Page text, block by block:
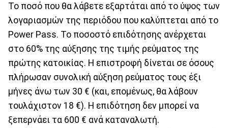
Το ποσό που θα λάβετε εξαρτάται από το ύψος των
λογαριασμών της περιόδου που καλύπτεται από το
Power Pass. Το ποσοστό επιδότησης ανέρχεται
στο 60% της αύξησης της τιμής ρεύματος της
πρώτης κατοικίας. Η επιστροφή δίνεται σε όσους
πλήρωσαν συνολική αύξηση ρεύματος τους έξι
μήνες άνω των 30 € (και, επομένως, θα λάβουν
τουλάχιστον 18 €). Η επιδότηση δεν μπορεί να
ξεπερνάει τα 600 € ανά καταναλωτή.